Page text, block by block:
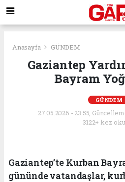
Anasayfa GÜNDEM
Gaziantep
Bayram
GÜNDEM
27.05.2026 - 23:55,
3122+ kez
Gaziantep’te Kurban
gününde vatandaşlar,